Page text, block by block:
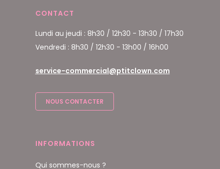
CONTACT
Lundi au jeudi : 8h30 / 12h30 - 13h30 / 17h30
Vendredi : 8h30 / 12h30 - 13h00 / 16h00
service-commercial@ptitclown.com
NOUS CONTACTER
INFORMATIONS
Qui sommes-nous ?